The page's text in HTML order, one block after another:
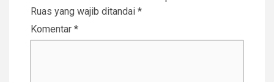
Ruas yang wajib ditandai *
Komentar *